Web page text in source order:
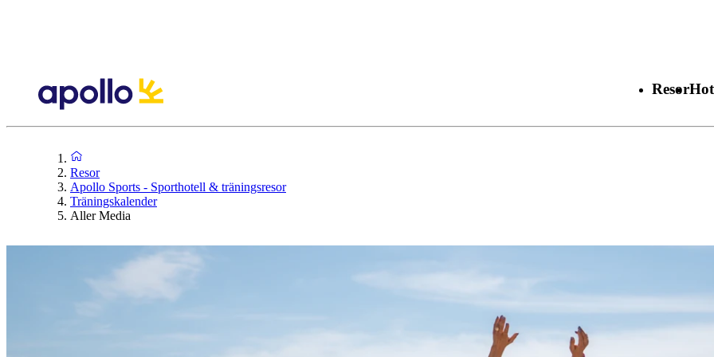
Resor
Resor
Apollo Sports - Sporthotell & träningsresor
Träningskalender
Aller Media